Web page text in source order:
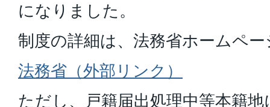
になりました。
制度の詳細は、法務省ホームペ
法務省（外部リンク）
ただし、戸籍届出処理中等本籍